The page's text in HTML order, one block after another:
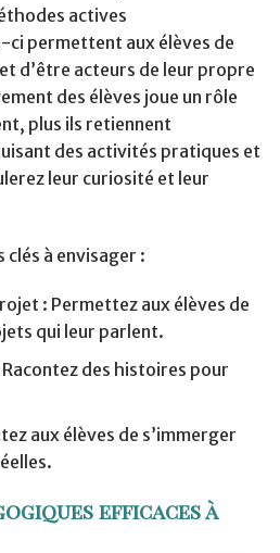
actives
ci permettent aux élèves de
d’être acteurs de leur propre
des élèves joue un rôle
plus ils retiennent
des activités pratiques et
leur curiosité et leur
à envisager :
: Permettez aux élèves de
qui leur parlent.
des histoires pour
aux élèves de s’immerger
efficaces à